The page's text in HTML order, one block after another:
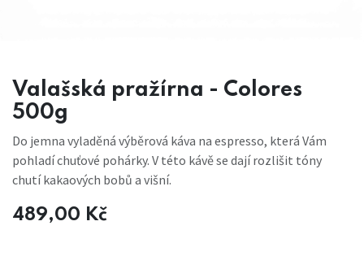
Valašská pražírna - Colores
500g
Do jemna vyladěná výběrová káva na espresso, která Vám
pohladí chuťové pohárky. V této kávě se dají rozlišit tóny
chutí kakaových bobů a višní.
489,00 Kč